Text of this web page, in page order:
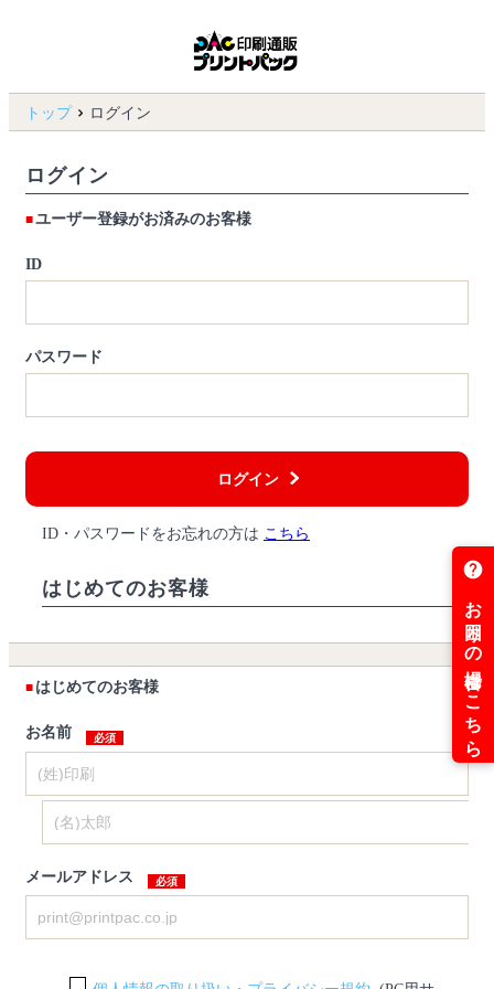
トップ ログイン
ログイン
ユーザー登録がお済みのお客様
ID
パスワード
ログイン
ID・パスワードをお忘れの方は こちら
はじめてのお客様
はじめてのお客様
お名前
メールアドレス